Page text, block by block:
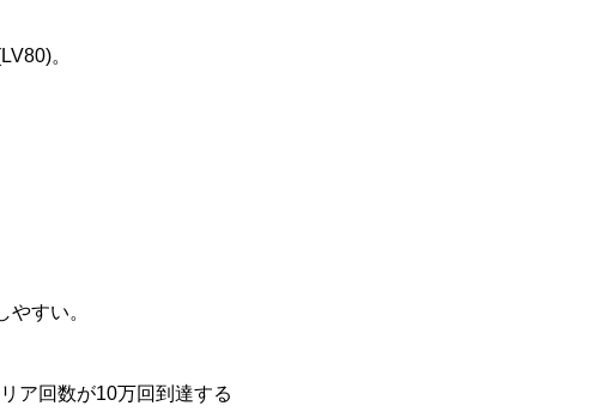
。
すい。
ア回数が10万回到達する